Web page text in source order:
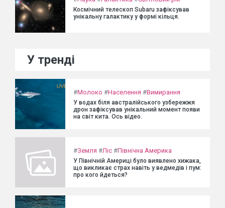
Космічний телескоп Subaru зафіксував
унікальну галактику у формі кільця.
У тренді
#Молоко #Населення #Вимирання
У водах біля австралійського узбережжя
дрон зафіксував унікальний момент появи
на світ кита. Ось відео.
#Земля #Ліс #Північна Америка
У Північній Америці було виявлено хижака,
що викликає страх навіть у ведмедів і пум:
про кого йдеться?